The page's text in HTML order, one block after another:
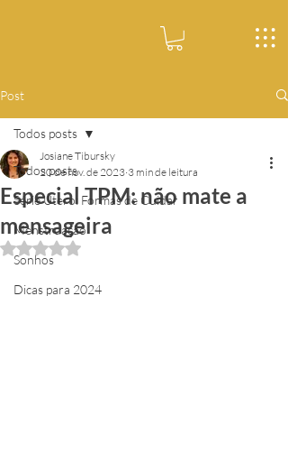
Post
Todos posts
Série Útero: Formas de Cuidar
Menstruação
Sonhos
Dicas para 2024
Todos posts
Especial TPM: não mate a
mensageira
Josiane Tibursky
20 de nov. de 2023 3 min de leitura
Avaliado com NaN de 5 estrelas.